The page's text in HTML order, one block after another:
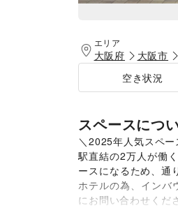
エリア
大阪府 大阪市
空き状況
スペースにつ
＼2025年人気スペ
駅直結の2万人が働
ースになるため、通
ホテルの為、インバ
にお問い合わせくだ